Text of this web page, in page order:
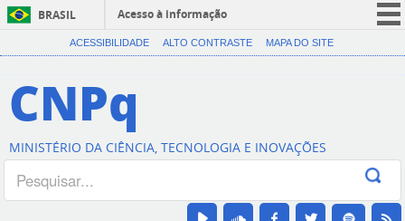
BRASIL
Acesso à informação
CORONAVÍRUS (COVID-19)
Canais
ACESSIBILIDADE ALTO CONTRASTE MAPA DO SITE
CNPq
MINISTÉRIO DA CIÊNCIA, TECNOLOGIA E INOVAÇÕES